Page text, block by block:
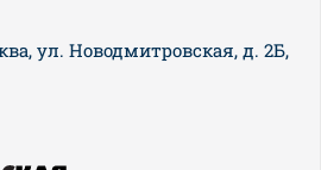
ул. Новодмитровская, д. 2Б,